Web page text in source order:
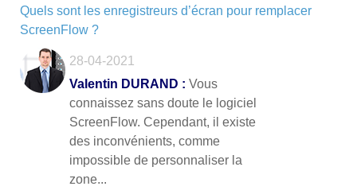
Quels sont les enregistreurs d’écran pour remplacer
ScreenFlow ?
28-04-2021
Valentin DURAND : Vous
connaissez sans doute le logiciel
ScreenFlow. Cependant, il existe
des inconvénients, comme
impossible de personnaliser la
zone...